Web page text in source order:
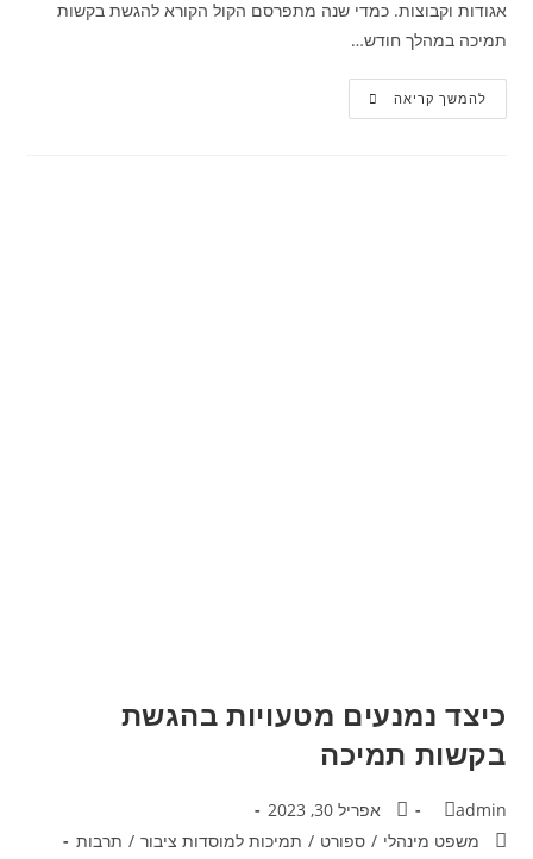
אגודות וקבוצות. כמדי שנה מתפרסם הקול הקורא להגשת בקשות
תמיכה במהלך חודש…
להמשך קריאה
כיצד נמנעים מטעויות בהגשת
בקשות תמיכה
admin
אפריל 30, 2023
משפט מינהלי / ספורט / תמיכות למוסדות ציבור / תרבות